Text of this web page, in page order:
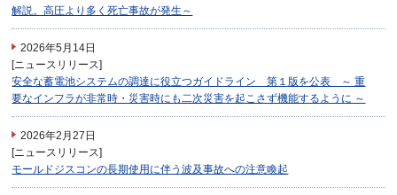
解説。高圧より多く死亡事故が発生～
2026年5月14日
[ニュースリリース]
安全な蓄電池システムの調達に役立つガイドライン 第１版を公表 ～ 重
要なインフラが非常時・災害時にも二次災害を起こさず機能するように ～
2026年2月27日
[ニュースリリース]
モールドジスコンの長期使用に伴う波及事故への注意喚起